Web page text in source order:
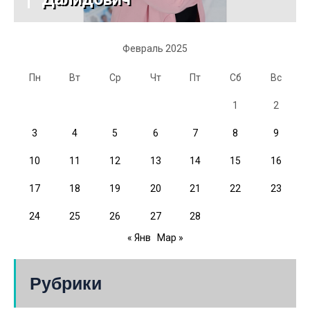
Февраль 2025
Пн Вт Ср Чт Пт Сб Вс
1 2
3 4 5 6 7 8 9
10 11 12 13 14 15 16
17 18 19 20 21 22 23
24 25 26 27
28
« Янв
Мар »
Рубрики